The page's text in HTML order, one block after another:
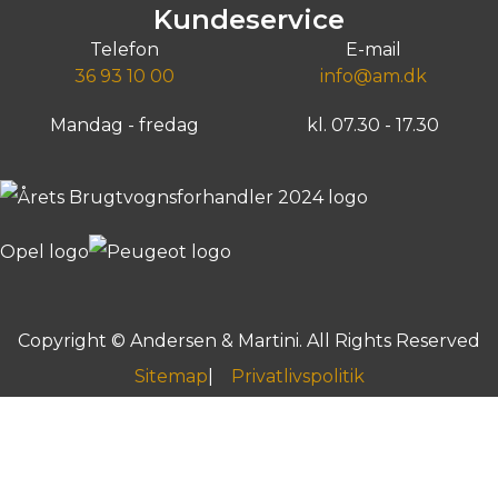
moms)
Greve, Agenavej 15
Kundeservice
Telefon
36 93 10 00
E-mail
info@am.dk
Mandag - fredag kl. 07.30 - 17.30
Copyright © Andersen & Martini. All Rights Reserved
Sitemap
Privatlivspolitik